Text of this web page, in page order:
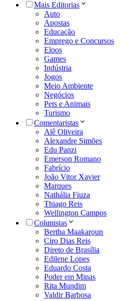
Mais Editorias
Auto
Apostas
Educação
Emprego e Concursos
Eloos
Games
Indústria
Jogos
Meio Ambiente
Negócios
Pets e Animais
Turismo
Comentaristas
Alê Oliveira
Alexandre Simões
Edu Panzi
Emerson Romano
Fabrício
João Vitor Xavier
Marques
Nathália Fiuza
Thiago Reis
Wellington Campos
Colunistas
Bertha Maakaroun
Ciro Dias Reis
Direto de Brasília
Edilene Lopes
Eduardo Costa
Poder em Minas
Rita Mundim
Valdir Barbosa